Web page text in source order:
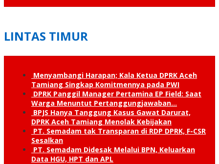
LINTAS TIMUR
Menyambangi Harapan; Kala Ketua DPRK Aceh
Tamiang Singkap Komitmennya pada PWI
DPRK Panggil Manager Pertamina EP Field: Saat
Warga Menuntut Pertanggung­jawaban…
BPJS Hanya Tanggung Kasus Gawat Darurat,
DPRK Aceh Tamiang Menolak Kebijakan
PT. Semadam tak Transparan di RDP DPRK, F-CSR
Sesalkan
PT. Semadam Didesak Melalui BPN, Keluarkan
Data HGU, HPT dan APL